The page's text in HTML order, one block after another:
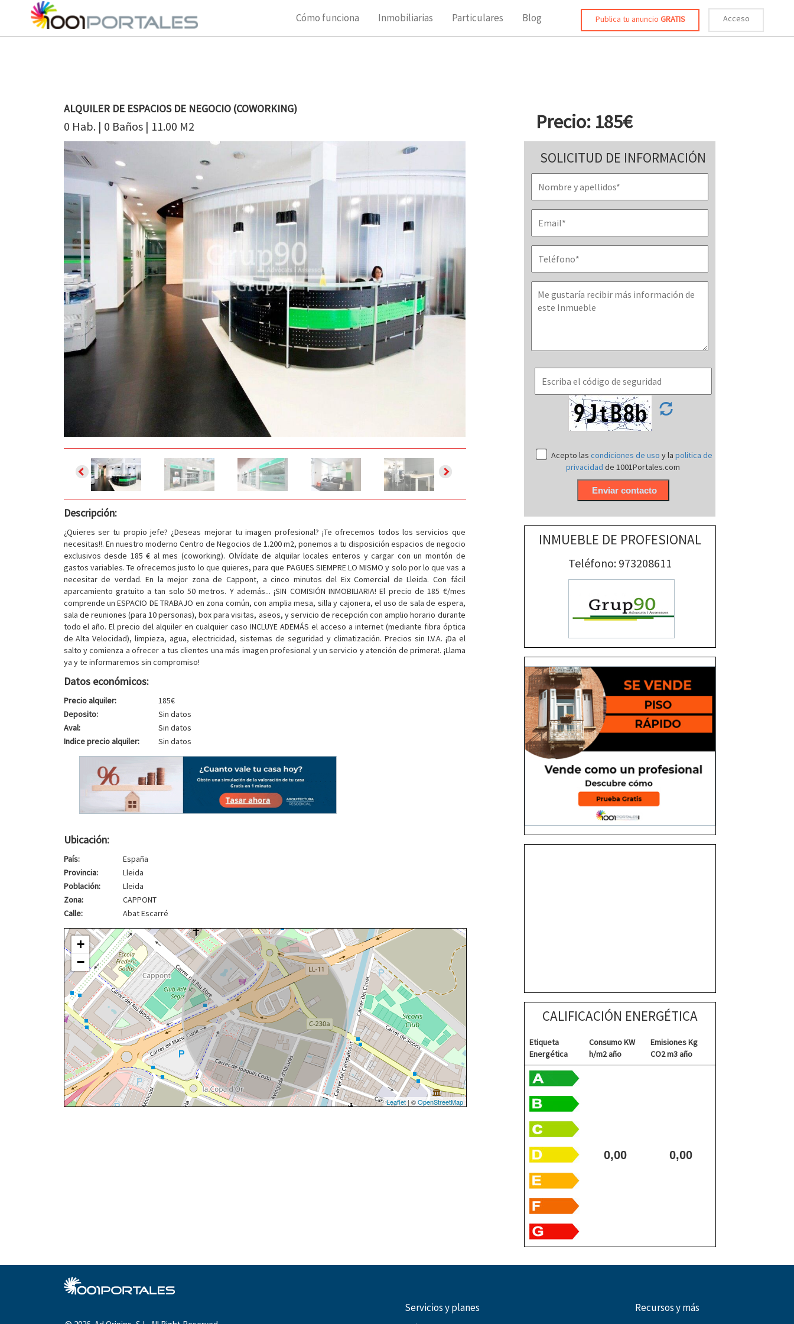
Cómo funciona Inmobiliarias Particulares Blog Publica tu anuncio GRATIS Acceso
ALQUILER DE ESPACIOS DE NEGOCIO (COWORKING)
0 Hab. | 0 Baños | 11.00 M2
Descripción:
¿Quieres ser tu propio jefe? ¿Deseas mejorar tu imagen profesional? ¡Te ofrecemos todos los servicios que
necesitas!!. En nuestro moderno Centro de Negocios de 1.200 m2, ponemos a tu disposición espacios de negocio
exclusivos desde 185 € al mes (coworking). Olvídate de alquilar locales enteros y cargar con un montón de
gastos variables. Te ofrecemos justo lo que quieres, para que PAGUES SIEMPRE LO MISMO y solo por lo que vas a
necesitar de verdad. En la mejor zona de Cappont, a cinco minutos del Eix Comercial de Lleida. Con fácil
aparcamiento gratuito a tan solo 50 metros. Y además... ¡SIN COMISIÓN INMOBILIARIA! El precio de 185 €/mes
comprende un ESPACIO DE TRABAJO en zona común, con amplia mesa, silla y cajonera, el uso de sala de espera,
sala de reuniones (para 10 personas), box para visitas, aseos, y servicio de recepción con amplio horario durante
todo el año. El precio del alquiler en cualquier caso INCLUYE ADEMÁS el acceso a internet (mediante fibra óptica
de Alta Velocidad), limpieza, agua, electricidad, sistemas de seguridad y climatización. Precios sin I.V.A. ¡Da el
salto y comienza a ofrecer a tus clientes una más imagen profesional y un servicio y atención de primera!. ¡Llama
ya y te informaremos sin compromiso!
Datos económicos:
Precio alquiler:
185€
Deposito:
Sin datos
Aval:
Sin datos
Indice precio alquiler:
Sin datos
Ubicación:
País:
España
Provincia:
Lleida
Población:
Lleida
Zona:
CAPPONT
Calle:
Abat Escarré
+
−
Leaflet| ©OpenStreetMap
Precio: 185€
SOLICITUD DE INFORMACIÓN
Acepto lascondiciones de usoy lapolitica de
privacidadde 1001Portales.com
INMUEBLE DE PROFESIONAL
Teléfono: 973208611
CALIFICACIÓN ENERGÉTICA
Etiqueta
Energética
Consumo KW
h/m2 año
Emisiones Kg
CO2 m3 año
0,00 0,00
Servicios y planes
Recursos y más